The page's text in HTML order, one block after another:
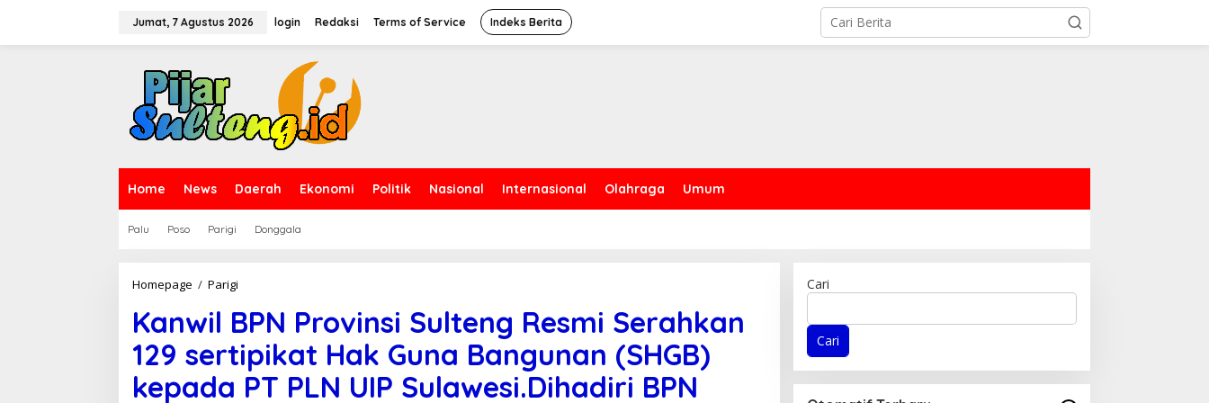
Jumat, 7 Agustus 2026 login Redaksi Terms of Service Indeks Berita
Home News Daerah Ekonomi Politik Nasional Internasional Olahraga Umum
Palu Poso Parigi Donggala
Homepage / Parigi
n
w
Kanwil BPN Provinsi Sulteng Resmi Serahkan
129 sertipikat Hak Guna Bangunan (SHGB)
kepada PT PLN UIP Sulawesi.Dihadiri BPN
Cari
Cari